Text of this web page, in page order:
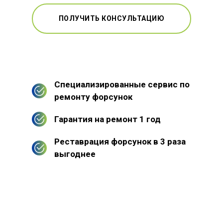
ПОЛУЧИТЬ КОНСУЛЬТАЦИЮ
Специализированные сервис по
ремонту форсунок
Гарантия на ремонт 1 год
Реставрация форсунок в 3 раза
выгоднее